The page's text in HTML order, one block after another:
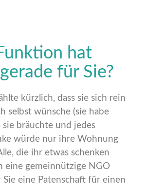
hat
für Sie?
kürzlich, dass sie sich rein
selbst wünsche (sie habe
sie bräuchte und jedes
würde nur ihre Wohnung
die ihr etwas schenken
eine gemeinnützige NGO
Sie eine Patenschaft für einen